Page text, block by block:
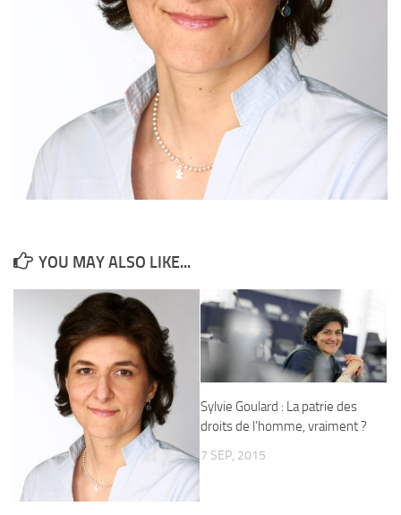
YOU MAY ALSO LIKE...
Sylvie Goulard : La patrie des
droits de l’homme, vraiment ?
7 SEP, 2015